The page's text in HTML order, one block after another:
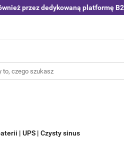
przez dedykowaną platformę
Switche | Ethernet Anteny
| UPS | Czysty sinus